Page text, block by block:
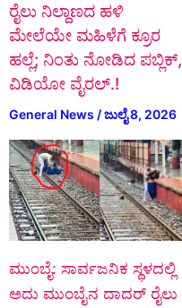
ರೈಲು ನಿಲ್ದಾಣದ ಹಳಿ
ಮೇಲೆಯೇ ಮಹಿಳೆಗೆ ಕ್ರೂರ
ಹಲ್ಲೆ; ನಿಂತು ನೋಡಿದ ಪಬ್ಲಿಕ್‌,
ವಿಡಿಯೋ ವೈರಲ್.!
General News /ಜುಲೈ 8, 2026
ಮುಂಬೈ: ಸಾರ್ವಜನಿಕ ಸ್ಥಳದಲ್ಲಿ
ಅದು ಮುಂಬೈನ ದಾದರ್ ರೈಲು